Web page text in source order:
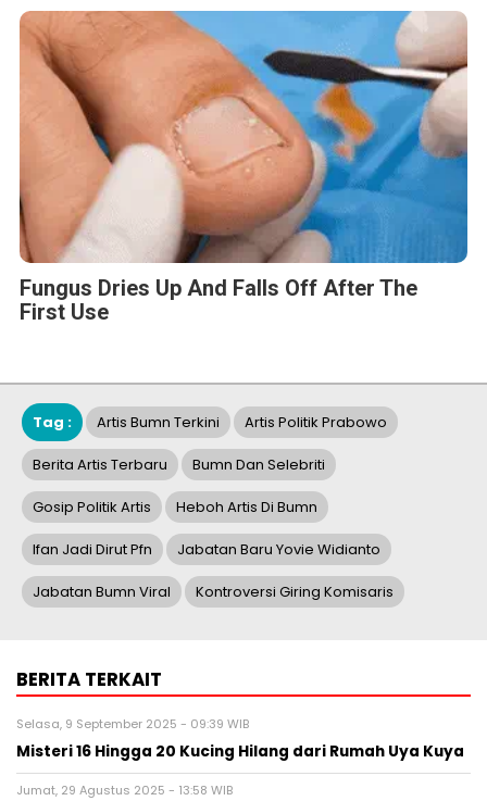
Fungus Dries Up And Falls Off After The
First Use
Tag : Artis Bumn Terkini Artis Politik Prabowo
Berita Artis Terbaru Bumn Dan Selebriti
Gosip Politik Artis Heboh Artis Di Bumn
Ifan Jadi Dirut Pfn Jabatan Baru Yovie Widianto
Jabatan Bumn Viral Kontroversi Giring Komisaris
BERITA TERKAIT
Selasa, 9 September 2025 - 09:39 WIB
Misteri 16 Hingga 20 Kucing Hilang dari Rumah Uya Kuya
Jumat, 29 Agustus 2025 - 13:58 WIB